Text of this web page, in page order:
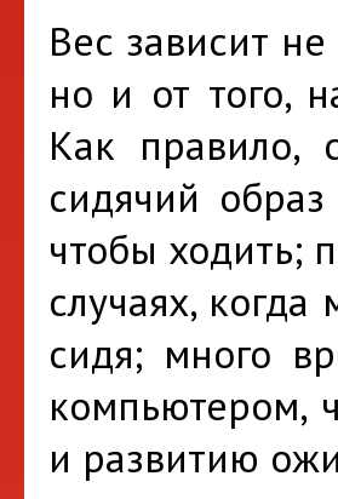
Вес зависит
но и от того,
Как правило,
сидячий
чтобы ходить;
случаях,
сидя; много
компьютером,
и развитию